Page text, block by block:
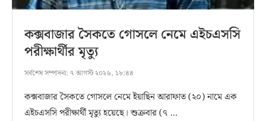
কক্সবাজার সৈকতে গোসলে নেমে এইচএসসি
পরীক্ষার্থীর মৃত্যু
সর্বশেষ সম্পাদনা: ৭ আগস্ট ২০২৬, ১৮:৪৪
কক্সবাজার সৈকতে গোসলে নেমে ইয়াছিন আরাফাত (২০) নামে এক
এইচএসসি পরীক্ষার্থী মৃত্যু হয়েছে। শুক্রবার (৭ …